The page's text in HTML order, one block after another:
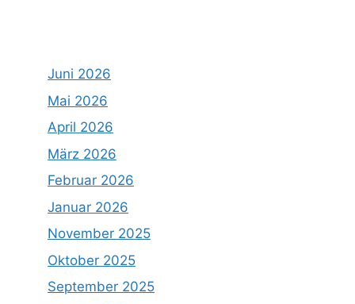
Juni 2026
Mai 2026
April 2026
März 2026
Februar 2026
Januar 2026
November 2025
Oktober 2025
September 2025